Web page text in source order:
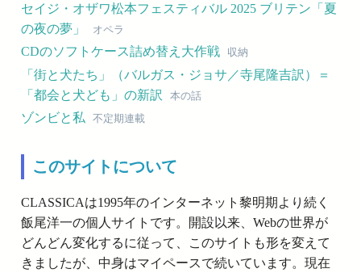
セイジ・オザワ松本フェスティバル 2025 ブリテン「夏
の夜の夢」
オペラ
CDのソフトケース詰め替え大作戦 収納
「街と犬たち」（バルガス・ジョサ／寺尾隆吉訳）＝
「都会と犬ども」の新訳
本の話
ゾンビと私 不定期連載
このサイトについて
CLASSICAは1995年のインターネット黎明期より続く
飯尾洋一の個人サイトです。開設以来、Webの世界が
どんどん変化するに従って、このサイトも形を変えて
きましたが、中身はマイペースで続いています。現在